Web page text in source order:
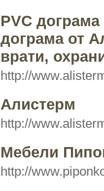
PVC
дограма от
врати,
http://
Алистерм
http://
Мебели
http://